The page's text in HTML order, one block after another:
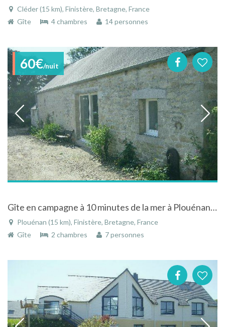
Cléder (15 km), Finistère, Bretagne, France
Gîte
4 chambres 14 personnes
60€/nuit
Gîte en campagne à 10 minutes de la mer à Plouénan en Bretagne
Plouénan (15 km), Finistère, Bretagne, France
Gîte
2 chambres 7 personnes